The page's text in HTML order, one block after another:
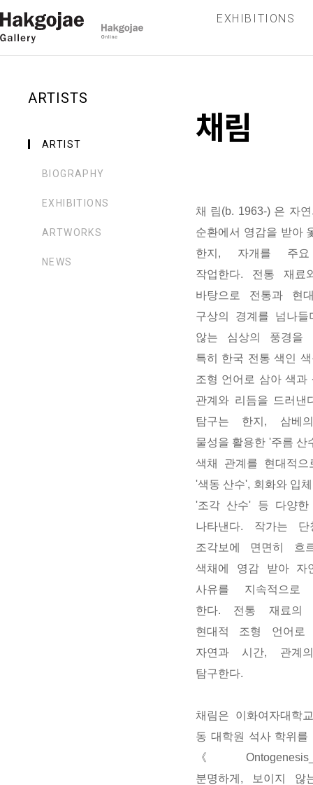
EXHIBITIONS
ARTISTS
ARTIST
BIOGRAPHY
EXHIBITIONS
ARTWORKS
NEWS
채림
채 림(b. 1963-) 은 자
순환에서 영감을 받아
한지, 자개를 주
작업한다. 전통 재료
바탕으로 전통과 현
구상의 경계를 넘나들
않는 심상의 풍경을
특히 한국 전통 색인
조형 언어로 삼아 색과
관계와 리듬을 드러낸
탐구는 한지, 삼베
물성을 활용한 '주름 산
색채 관계를 현대적으
'색동 산수', 회화와 입
'조각 산수' 등 다양한
나타낸다. 작가는
조각보에 면면히 흐
색채에 영감 받아 자
사유를 지속적으로
한다. 전통 재료의
현대적 조형 언어로
자연과 시간, 관계
탐구한다.
채림은 이화여자대학
동 대학원 석사 학위를
《Ontogenesis_
분명하게, 보이지 않